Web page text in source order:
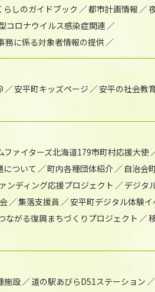
らしのガイドブック 都市計画情報
コロナウイルス感染症関連
務に係る対象者情報の提供
安平町キッズページ 安平の社会教
ファイターズ北海道179市町村応援大使
について 町内各種団体紹介
自治会
ンディング応援プロジェクト デジタ
集落支援員
安平町デジタル体験イ
ながる復興まちづくりプロジェクト
施設 道の駅あびらD51ステーション